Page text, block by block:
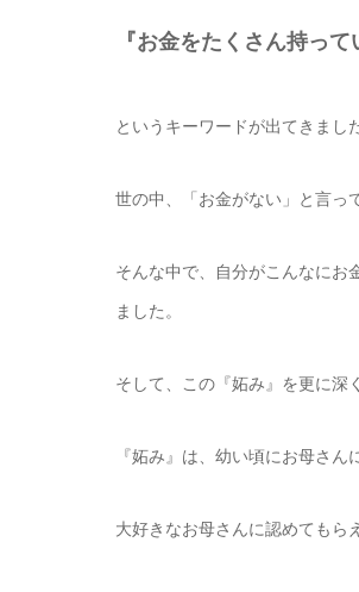
『お金をたくさん持って
というキーワードが出てきまし
世の中、「お金がない」と言っ
そんな中で、自分がこんなにお
ました。
そして、この『妬み』を更に深
『妬み』は、幼い頃にお母さん
大好きなお母さんに認めてもら